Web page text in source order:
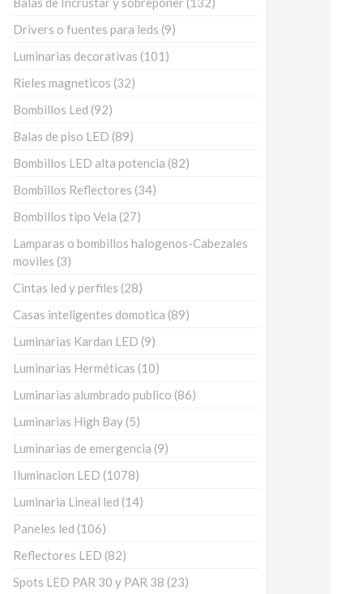
Drivers o fuentes para leds 99
Luminarias decorativas 101 101
Rieles magneticos 3232
Bombillos Led 9292
Balas de piso LED 8989
Bombillos LED alta potencia 8282
Bombillos Reflectores 3434
Bombillos tipo Vela 2727
Lamparas o bombillos halogenos-Cabezales
moviles 33
Cintas led y perfiles 2828
Casas inteligentes domotica 8989
Luminarias Kardan LED 99
Luminarias Herméticas 1010
Luminarias alumbrado publico 8686
Luminarias High Bay 55
Luminarias de emergencia 99
Iluminacion LED 10781078
Luminaria Lineal led 1414
Paneles led 106106
Reflectores LED 8282
Spots LED PAR 30 y PAR 38 2323